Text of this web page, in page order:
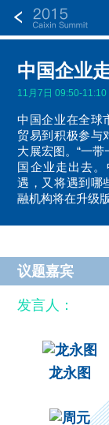
中国企业
11月7日 09:50-11:10
中国企业在全球
贸易到积极参与
大展宏图。“一
国企业走出去
遇，又将遇到哪
融机构将在升级
议题嘉宾
发言人：
龙永图